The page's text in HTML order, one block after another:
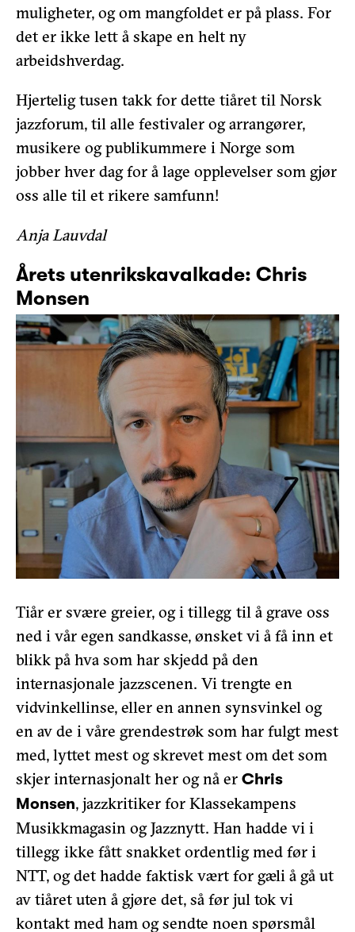
muligheter, og om mangfoldet er på plass. For
det er ikke lett å skape en helt ny
arbeidshverdag.
Hjertelig tusen takk for dette tiåret til Norsk
jazzforum, til alle festivaler og arrangører,
musikere og publikummere i Norge som
jobber hver dag for å lage opplevelser som gjør
oss alle til et rikere samfunn!
Anja Lauvdal
Årets utenrikskavalkade: Chris
Monsen
Tiår er svære greier, og i tillegg til å grave oss
ned i vår egen sandkasse, ønsket vi å få inn et
blikk på hva som har skjedd på den
internasjonale jazzscenen. Vi trengte en
vidvinkellinse, eller en annen synsvinkel og
en av de i våre grendestrøk som har fulgt mest
med, lyttet mest og skrevet mest om det som
skjer internasjonalt her og nå er Chris
Monsen, jazzkritiker for Klassekampens
Musikkmagasin og Jazznytt. Han hadde vi i
tillegg ikke fått snakket ordentlig med før i
NTT, og det hadde faktisk vært for gæli å gå ut
av tiåret uten å gjøre det, så før jul tok vi
kontakt med ham og sendte noen spørsmål